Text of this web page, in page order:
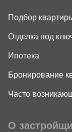
Подбор
Отделка под
Ипотека
Бронирование
Часто
О